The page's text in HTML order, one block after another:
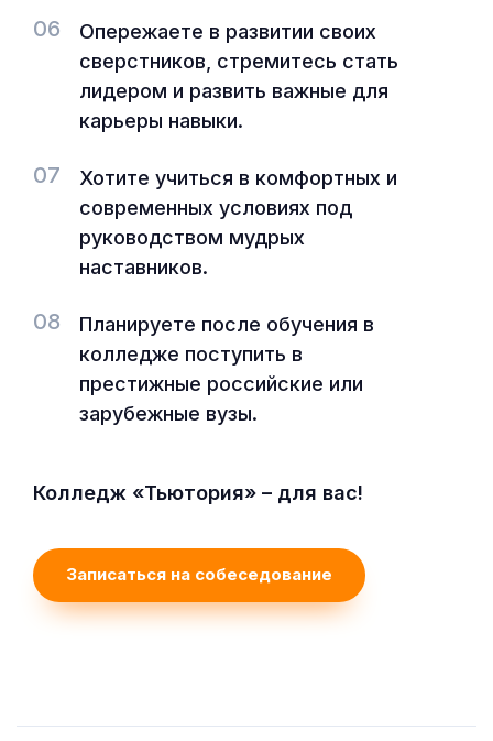
06
Опережаете в развитии своих
сверстников, стремитесь стать
лидером и развить важные для
карьеры навыки.
07
Хотите учиться в комфортных и
современных условиях под
руководством мудрых
наставников.
08
Планируете после обучения в
колледже поступить в
престижные российские или
зарубежные вузы.
Колледж «Тьютория» – для вас!
Записаться на собеседование